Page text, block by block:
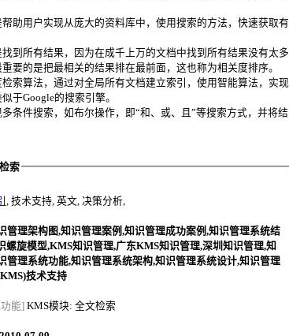
助用户实现从庞大的资料库中，使用搜索的方法，快速获取有
到所有结果，因为在成千上万的文档中找到所有结果没有太多
要的是把最相关的结果排在最前面，这也称为相关度排序。
索算法，通过对全局所有文档建立索引，使用智能算法，实现
于Google的搜索引擎。
条件搜索，如布尔操作，即“和、或、且”等搜索方式，并将结
索
, 技术支持, 英文, 决策分析,
管理架构图,知识管理案例,知识管理成功案例,知识管理系统结
旋模型,KMS知识管理,广东KMS知识管理,深圳知识管理,知
管理系统功能,知识管理系统架构,知识管理系统设计,知识管理
技术支持
能]KMS模块: 全文检索